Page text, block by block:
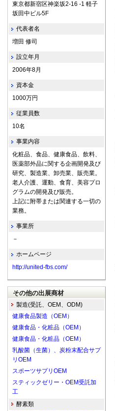
東京都新宿区神楽坂2-16 -1 軽子
坂田中ビル5F
代表者名
増田 修司
設立年月
2006年8月
資本金
1000万円
従業員数
10名
事業内容
化粧品、食品、健康食品、飲料、
医薬部外品に関する企画開発及び
研究、製造業、卸売業、販売業。
老人介護、運動、食育、美容プロ
グラムの開発及び販売。
上記に附帯または関連する一切の
業務。
事業所
－
ホームページ
http://united-fbs.com/
その他の出展商材
製造(受託、OEM、ODM)
健康食品製造（OEM）
健康食品・化粧品（OEM）
健康食品・化粧品（OEM）
乳酸菌（生菌）、炭粉末配合サプ
リOEM
スポーツサプリOEM
スティックゼリー・OEM受託加
工
酵素類